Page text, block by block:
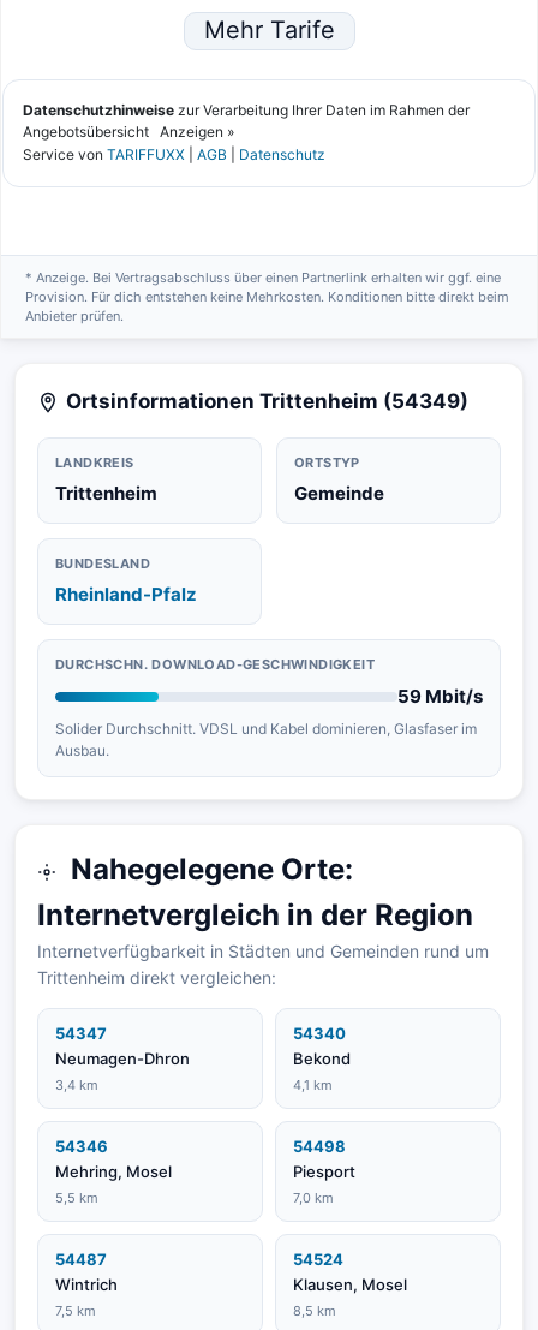
* Anzeige. Bei Vertragsabschluss über einen Partnerlink erhalten wir ggf. eine
Provision. Für dich entstehen keine Mehrkosten. Konditionen bitte direkt beim
Anbieter prüfen.
Ortsinformationen Trittenheim (54349)
LANDKREIS
Trittenheim
ORTSTYP
Gemeinde
BUNDESLAND
Rheinland-Pfalz
DURCHSCHN. DOWNLOAD-GESCHWINDIGKEIT
59 Mbit/s
Solider Durchschnitt. VDSL und Kabel dominieren, Glasfaser im
Ausbau.
Nahegelegene Orte:
Internetvergleich in der Region
Internetverfügbarkeit in Städten und Gemeinden rund um
Trittenheim direkt vergleichen:
54347
Neumagen-Dhron
3,4 km
54340
Bekond
4,1 km
54346
Mehring, Mosel
5,5 km
54498
Piesport
7,0 km
54487
Wintrich
7,5 km
54524
Klausen, Mosel
8,5 km